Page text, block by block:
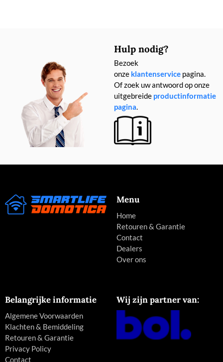
Hulp nodig?
Bezoek
onze klantenservice pagina.
Of zoek uw antwoord op onze
uitgebreide productinformatie
pagina.
Menu
Home
Retouren & Garantie
Contact
Dealers
Over ons
Belangrijke informatie
Algemene Voorwaarden
Klachten & Bemiddeling
Retouren & Garantie
Privacy Policy
Contact
Wij zijn partner van: